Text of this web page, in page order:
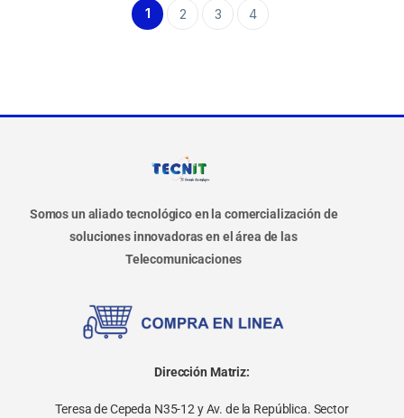
1 2 3 4
Somos un aliado tecnológico en la comercialización de
soluciones innovadoras en el área de las
Telecomunicaciones
Dirección Matriz:
Teresa de Cepeda N35-12 y Av. de la República. Sector